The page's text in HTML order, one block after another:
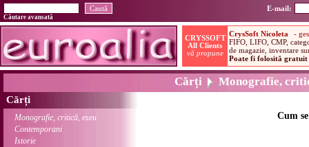
E-mail:
Căutare avansată
Cărți Monografie,
Cărți
Monografie, critică, eseu
Contemporani
Istorie
Cum